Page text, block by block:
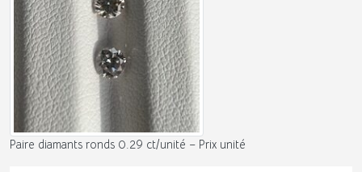
Paire diamants ronds 0.29 ct/unité – Prix unité